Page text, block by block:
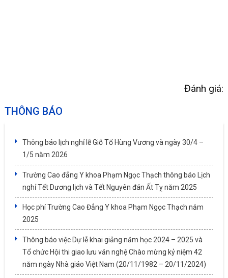
Đánh giá:
THÔNG BÁO
Thông báo lịch nghỉ lễ Giỗ Tổ Hùng Vương và ngày 30/4 –
1/5 năm 2026
Trường Cao đẳng Y khoa Phạm Ngọc Thạch thông báo Lịch
nghỉ Tết Dương lịch và Tết Nguyên đán Ất Tỵ năm 2025
Học phí Trường Cao Đẳng Y khoa Phạm Ngọc Thạch năm
2025
Thông báo việc Dự lễ khai giảng năm học 2024 – 2025 và
Tổ chức Hội thi giao lưu văn nghệ Chào mừng kỷ niệm 42
năm ngày Nhà giáo Việt Nam (20/11/1982 – 20/11/2024)